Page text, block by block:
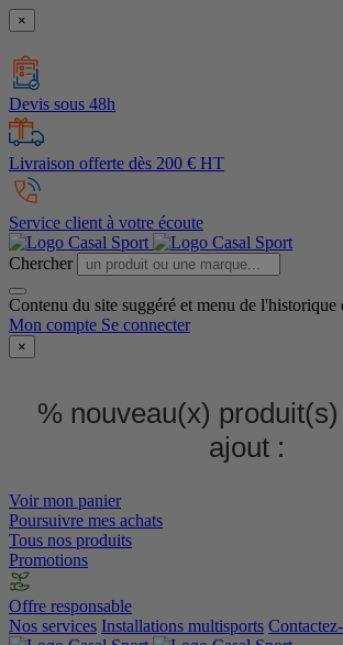
×
Devis sous 48h
Livraison offerte dès 200 € HT
Service client à votre écoute
Chercher
Contenu du site suggéré et menu de l'historique
Mon compte Se connecter
×
% nouveau(x) produit(s)
ajout :
Voir mon panier
Poursuivre mes achats
Tous nos produits
Promotions
Offre responsable
Nos services Installations multisports